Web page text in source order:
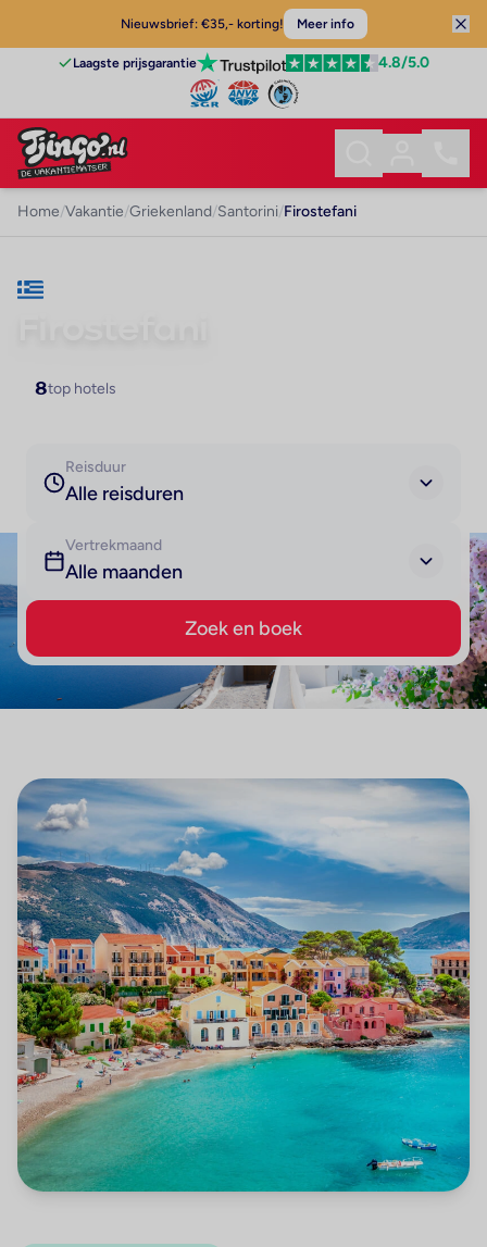
Nieuwsbrief: €35,- korting! Meer info
Laagste prijsgarantie 4.8/5.0
Home/Vakantie/Griekenland/Santorini/Firostefani
8top hotels
Reisduur
Alle reisduren
Vertrekmaand
Alle maanden
Zoek en boek